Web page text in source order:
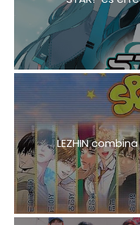
LEZHIN